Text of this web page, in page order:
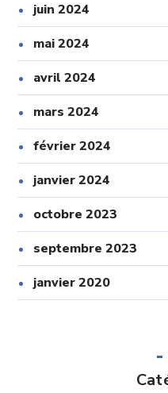
juin 2024
mai 2024
avril 2024
mars 2024
février 2024
janvier 2024
octobre 2023
septembre 2023
janvier 2020